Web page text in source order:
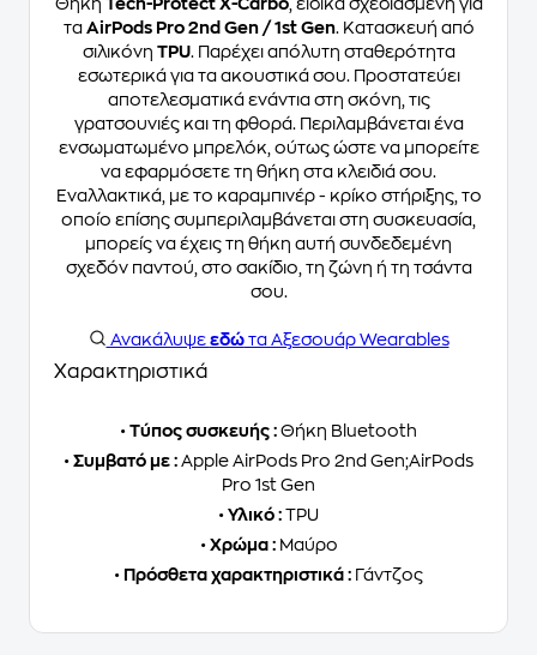
Θήκη Tech-Protect X-Carbo, ειδικά σχεδιασμένη για
τα AirPods Pro 2nd Gen / 1st Gen. Κατασκευή από
σιλικόνη TPU. Παρέχει απόλυτη σταθερότητα
εσωτερικά για τα ακουστικά σου. Προστατεύει
αποτελεσματικά ενάντια στη σκόνη, τις
γρατσουνιές και τη φθορά. Περιλαμβάνεται ένα
ενσωματωμένο μπρελόκ, ούτως ώστε να μπορείτε
να εφαρμόσετε τη θήκη στα κλειδιά σου.
Εναλλακτικά, με το καραμπινέρ - κρίκο στήριξης, το
οποίο επίσης συμπεριλαμβάνεται στη συσκευασία,
μπορείς να έχεις τη θήκη αυτή συνδεδεμένη
σχεδόν παντού, στο σακίδιο, τη ζώνη ή τη τσάντα
σου.
Ανακάλυψε εδώτα Αξεσουάρ Wearables
Χαρακτηριστικά
• Τύπος συσκευής : Θήκη Bluetooth
• Συμβατό με : Apple AirPods Pro 2nd Gen;AirPods
Pro 1st Gen
• Υλικό : TPU
•Χρώμα :Μαύρο
• Πρόσθετα χαρακτηριστικά : Γάντζος